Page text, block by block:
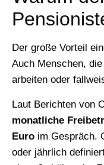
Der große Vorteil
Auch Menschen,
arbeiten oder
Laut Berichten von
monatliche
Euro im Gespräch.
oder jährlich